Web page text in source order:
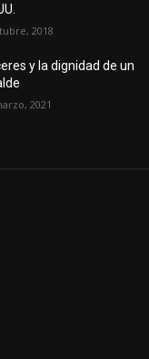
2018
y la dignidad de un
2021